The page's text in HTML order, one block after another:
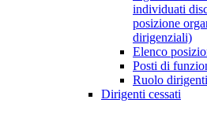
individuati
posizione
dirigenziali)
Elenco
Posti di
Ruolo dirigenti
Dirigenti cessati